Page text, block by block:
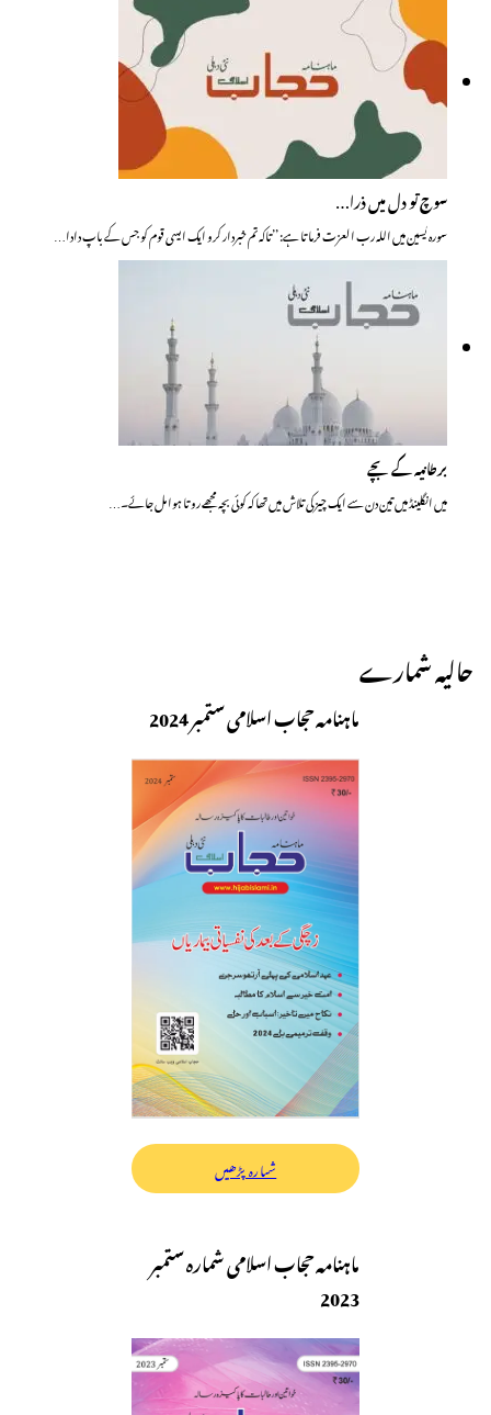
سوچ تو دل میں ذرا…
سورہ یٰسین میں اللہ رب العزت فرماتا ہے: ’’تاکہ تم خبردار کرو ایک ایسی قوم کو جس کے باپ دادا…
برطانیہ کے بچے
میں انگلینڈ میں تین دن سے ایک چیز کی تلاش میں تھا کہ کوئی بچہ مجھے روتا ہوا مل جائے۔…
حالیہ شمارے
ماہنامہ حجاب اسلامی ستمبر 2024
شمارہ پڑھیں
ماہنامہ حجاب اسلامی شمارہ ستمبر
2023